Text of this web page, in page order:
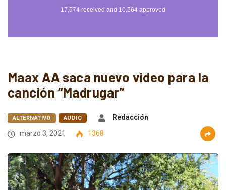
Maax AA saca nuevo video para la
canción “Madrugar”
ALTERNATIVO AUDIO
Redacción
marzo 3, 2021
1368